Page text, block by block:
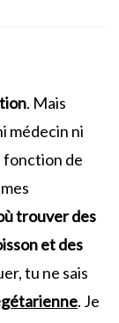
. Mais
médecin ni
fonction de
trouver des
et des
tu ne sais
. Je